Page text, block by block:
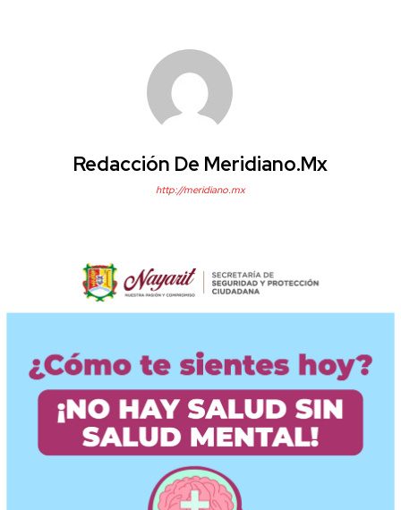
Redacción De Meridiano.mx
http://meridiano.mx